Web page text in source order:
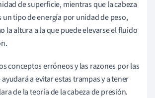
de superficie, mientras que la cabeza
un tipo de energía por unidad de peso,
la altura a la que puede elevarse el fluido
conceptos erróneos y las razones por las
a evitar estas trampas y a tener
de la teoría de la cabeza de presión.